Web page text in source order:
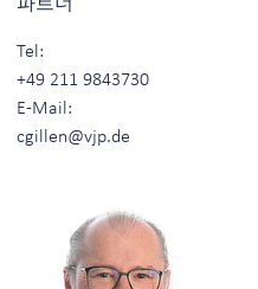
Tel:
+49 211 9843730
E-Mail:
cgillen@vjp.de